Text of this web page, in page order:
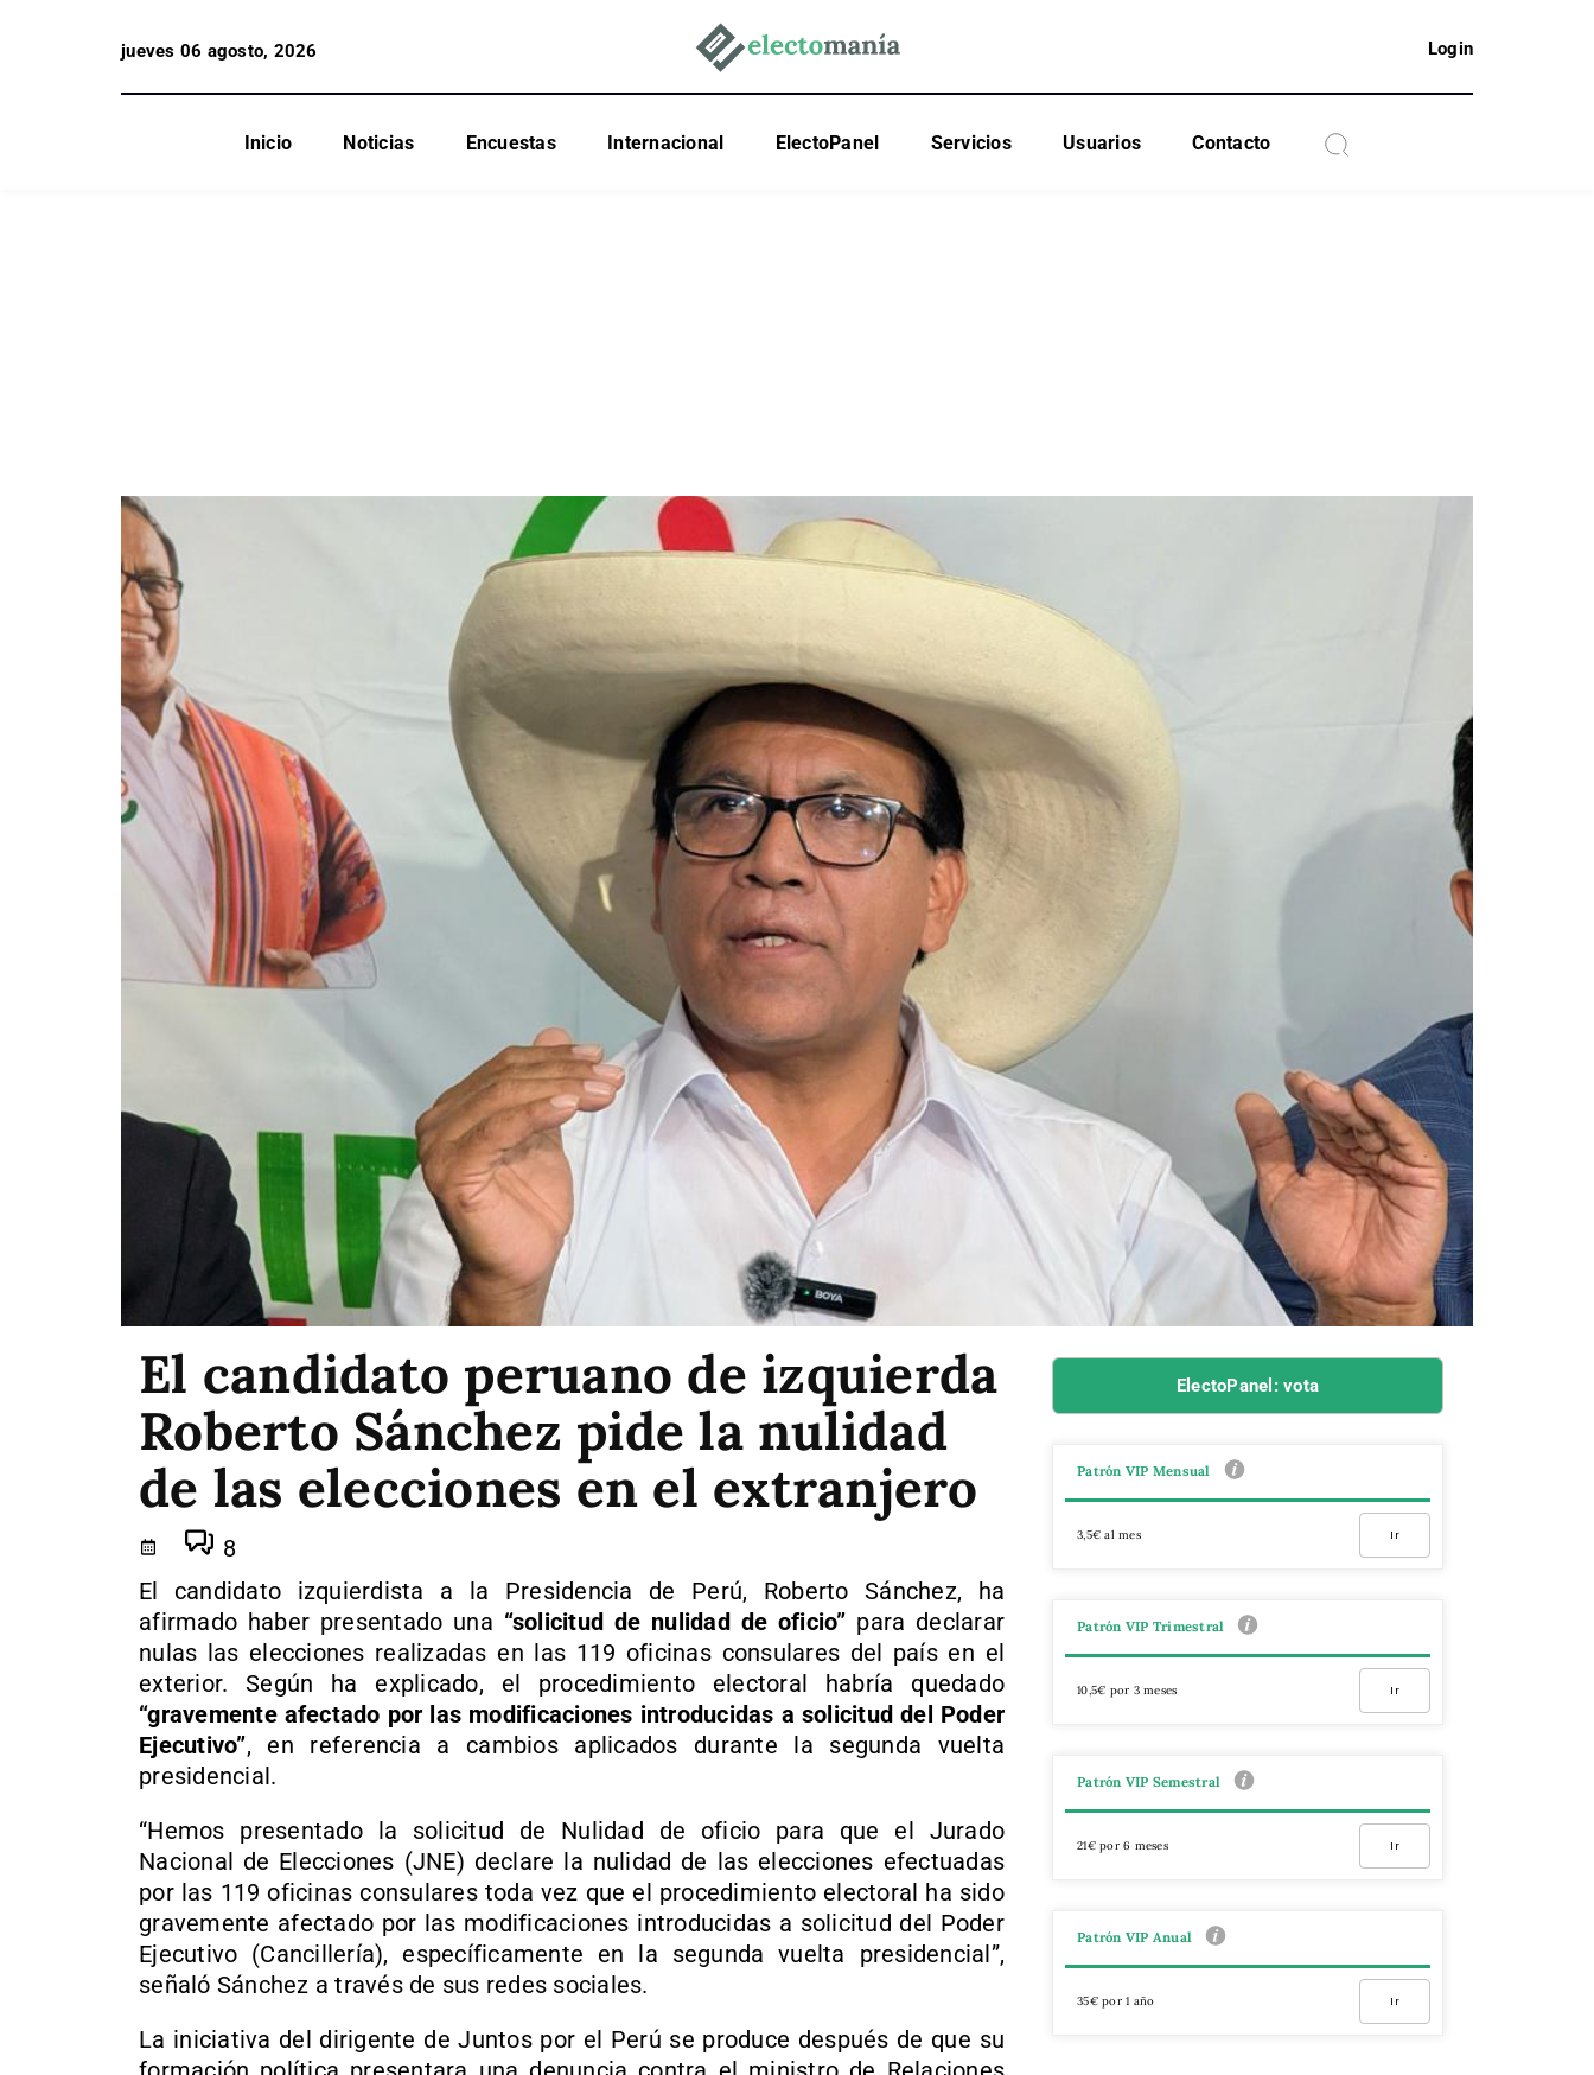
jueves 06 agosto, 2026 Login
Inicio Noticias Encuestas Internacional ElectoPanel Servicios Usuarios Contacto
El candidato peruano de izquierda
Roberto Sánchez pide la nulidad
de las elecciones en el extranjero
8
El candidato izquierdista a la Presidencia de Perú, Roberto Sánchez, ha
afirmado haber presentado una “solicitud de nulidad de oficio” para declarar
nulas las elecciones realizadas en las 119 oficinas consulares del país en el
exterior. Según ha explicado, el procedimiento electoral habría quedado
“gravemente afectado por las modificaciones introducidas a solicitud del Poder
Ejecutivo”, en referencia a cambios aplicados durante la segunda vuelta
presidencial.
“Hemos presentado la solicitud de Nulidad de oficio para que el Jurado
Nacional de Elecciones (JNE) declare la nulidad de las elecciones efectuadas
por las 119 oficinas consulares toda vez que el procedimiento electoral ha sido
gravemente afectado por las modificaciones introducidas a solicitud del Poder
Ejecutivo (Cancillería), específicamente en la segunda vuelta presidencial”,
señaló Sánchez a través de sus redes sociales.
La iniciativa del dirigente de Juntos por el Perú se produce después de que su
ElectoPanel: vota
Patrón VIP Mensual
3,5€ al mes Ir
Patrón VIP Trimestral
10,5€ por 3 meses Ir
Patrón VIP Semestral
21€ por 6 meses Ir
Patrón VIP Anual
35€ por 1 año Ir